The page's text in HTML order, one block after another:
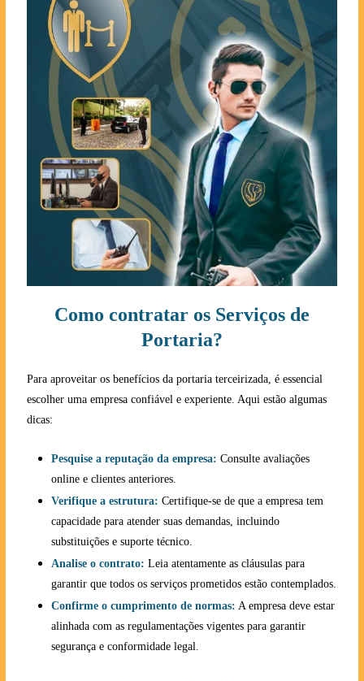
Como contratar os Serviços de
Portaria?
Para aproveitar os benefícios da portaria terceirizada, é essencial
escolher uma empresa confiável e experiente. Aqui estão algumas
dicas:
Pesquise a reputação da empresa: Consulte avaliações
online e clientes anteriores.
Verifique a estrutura: Certifique-se de que a empresa tem
capacidade para atender suas demandas, incluindo
substituições e suporte técnico.
Analise o contrato: Leia atentamente as cláusulas para
garantir que todos os serviços prometidos estão contemplados.
Confirme o cumprimento de normas: A empresa deve estar
alinhada com as regulamentações vigentes para garantir
segurança e conformidade legal.